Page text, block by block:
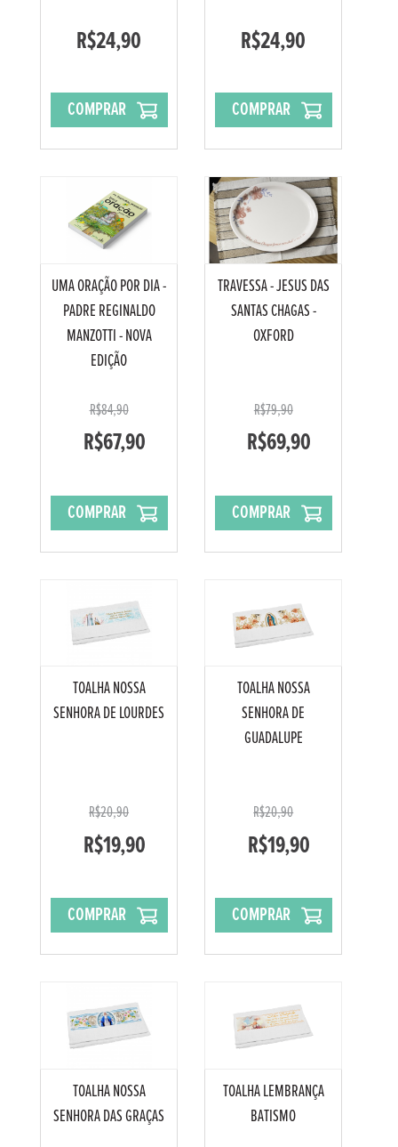
R$24,90
COMPRAR
R$24,90
COMPRAR
UMA ORAÇÃO POR DIA -
PADRE REGINALDO
MANZOTTI - NOVA
EDIÇÃO
R$84,90
R$67,90
COMPRAR
TRAVESSA - JESUS DAS
SANTAS CHAGAS -
OXFORD
R$79,90
R$69,90
COMPRAR
TOALHA NOSSA
SENHORA DE LOURDES
R$20,90
R$19,90
COMPRAR
TOALHA NOSSA
SENHORA DE
GUADALUPE
R$20,90
R$19,90
COMPRAR
TOALHA NOSSA
SENHORA DAS GRAÇAS
TOALHA LEMBRANÇA
BATISMO